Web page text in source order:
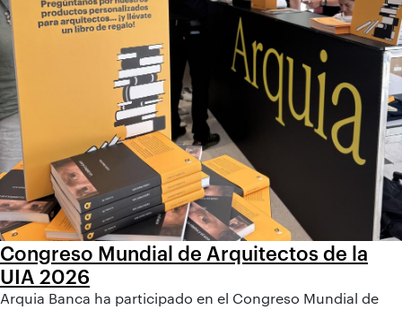
Congreso Mundial de Arquitectos de la
UIA 2026
Arquia Banca ha participado en el Congreso Mundial de